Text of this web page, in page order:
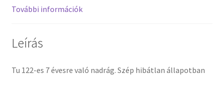
További információk
Leírás
Tu 122-es 7 évesre való nadrág. Szép hibátlan állapotban